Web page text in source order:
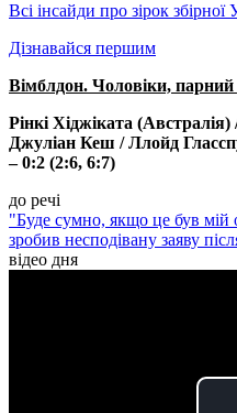
Всі інсайди про зірок збірної
Дізнавайся першим
Вімблдон. Чоловіки, парний
Рінкі Хіджіката
Джуліан Кеш / Ллойд
– 0:2 (2:6, 6:7)
до речі
"Буде сумно, якщо це був мій
зробив несподівану заяву
відео дня